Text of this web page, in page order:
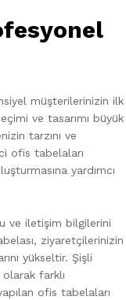
müşterilerinizin ilk
ve tasarımı büyük
tarzını ve
ofis tabelaları
yardımcı
ve iletişim bilgilerini
ziyaretçilerinizin
yükseltir. Şişli
farklı
ofis tabelaları